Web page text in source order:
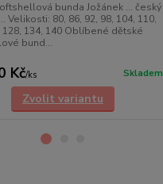
bunda Jožánek ... český
Velikosti: 80, 86, 92, 98, 104, 110,
128, 134, 140 Oblíbené dětské
bund...
Kč/ks Skladem
Zvolit variantu